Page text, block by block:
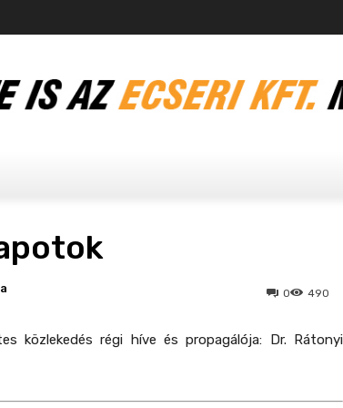
490
0
közlekedés régi híve és propagálója:
Dr. Rátonyi